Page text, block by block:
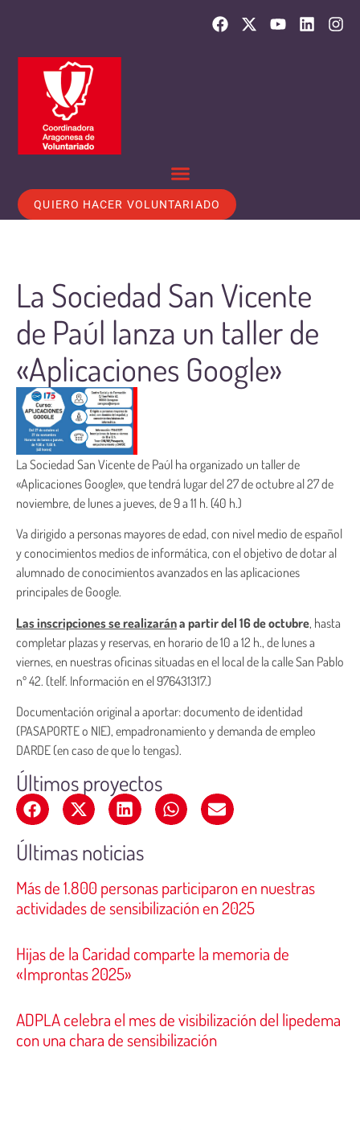
QUIERO HACER VOLUNTARIADO
La Sociedad San Vicente
de Paúl lanza un taller de
«Aplicaciones Google»
La Sociedad San Vicente de Paúl ha organizado un taller de
«Aplicaciones Google», que tendrá lugar del 27 de octubre al 27 de
noviembre, de lunes a jueves, de 9 a 11 h. (40 h.)
Va dirigido a personas mayores de edad, con nivel medio de español
y conocimientos medios de informática, con el objetivo de dotar al
alumnado de conocimientos avanzados en las aplicaciones
principales de Google.
Las inscripciones se realizarána partir del 16 de octubre, hasta
completar plazas y reservas, en horario de 10 a 12 h., de lunes a
viernes, en nuestras oficinas situadas en el local de la calle San Pablo
nº 42. (telf. Información en el 976431317.)
Documentación original a aportar: documento de identidad
(PASAPORTE o NIE), empadronamiento y demanda de empleo
DARDE (en caso de que lo tengas).
Últimos proyectos
Últimas noticias
Más de 1.800 personas participaron en nuestras
actividades de sensibilización en 2025
Hijas de la Caridad comparte la memoria de
«Improntas 2025»
ADPLA celebra el mes de visibilización del lipedema
con una chara de sensibilización